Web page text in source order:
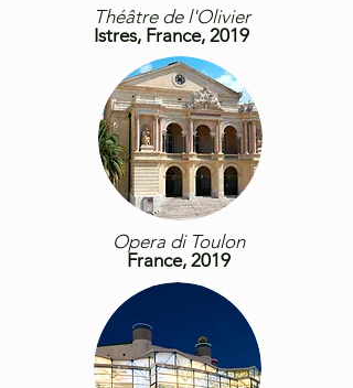
Théâtre de l'Olivier
Istres, France, 2019
Opera di Toulon
France, 2019